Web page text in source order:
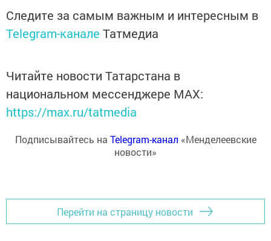
Следите за самым важным и интересным в
Telegram-канале Татмедиа
Читайте новости Татарстана в
национальном мессенджере MАХ:
https://max.ru/tatmedia
Подписывайтесь на Telegram-канал «Менделеевские
новости»
Перейти на страницу новости